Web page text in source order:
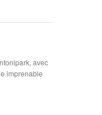
avec
imprenable